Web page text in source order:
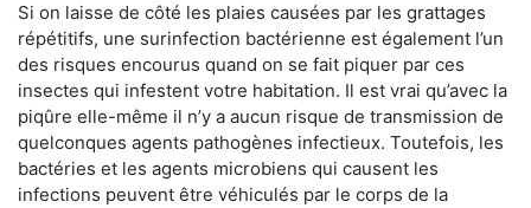
Si on laisse de côté les plaies causées par les grattages
répétitifs, une surinfection bactérienne est également l’un
des risques encourus quand on se fait piquer par ces
insectes qui infestent votre habitation. Il est vrai qu’avec la
piqûre elle-même il n’y a aucun risque de transmission de
quelconques agents pathogènes infectieux. Toutefois, les
bactéries et les agents microbiens qui causent les
infections peuvent être véhiculés par le corps de la